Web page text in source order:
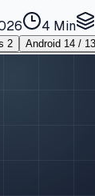
4 Min
2 Android 14 /